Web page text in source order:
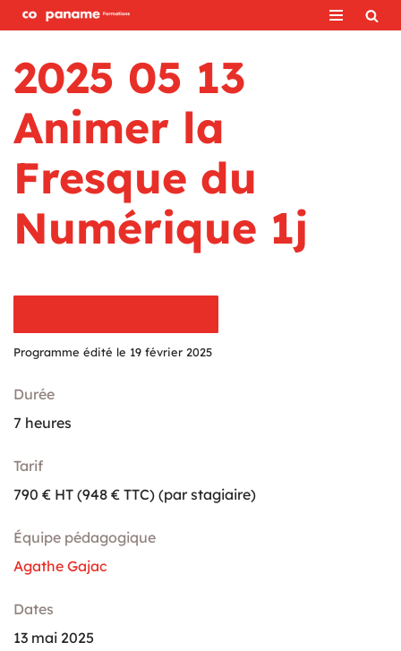
au
contenu
2025 05 13
Animer la
Fresque du
Numérique 1j
Programme édité le 19 février 2025
Durée
7 heures
Tarif
790 € HT (948 € TTC) (par stagiaire)
Équipe pédagogique
Agathe Gajac
Dates
13 mai 2025